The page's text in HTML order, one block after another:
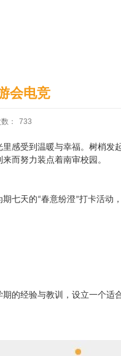
会电竞
： 733
感受到温暖与幸福。树梢发
而努力装点着南审校园。
期七天的“春意纷澄”打卡活动
的经验与教训，设立一个适